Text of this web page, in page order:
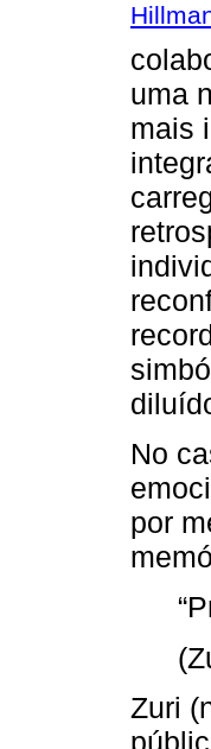
uma
mais
No
por
Zuri